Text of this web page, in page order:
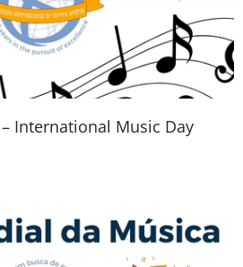
– International Music Day